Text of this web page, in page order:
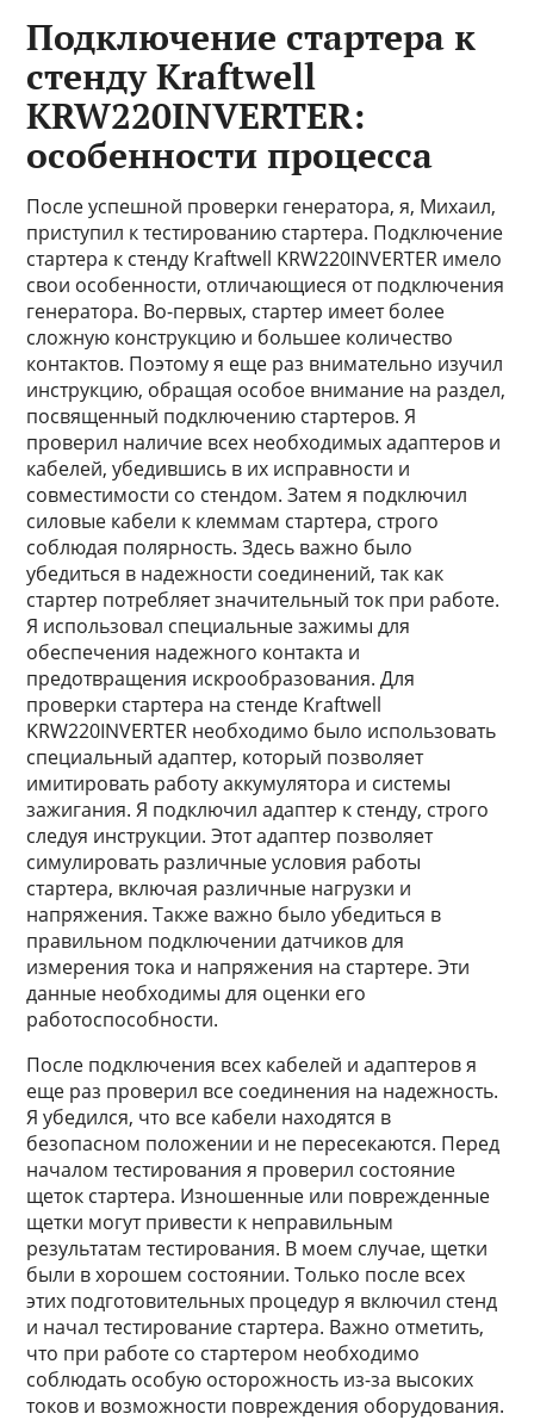
Подключение стартера к
стенду Kraftwell
KRW220INVERTER:
особенности процесса
После успешной проверки генератора, я, Михаил,
приступил к тестированию стартера. Подключение
стартера к стенду Kraftwell KRW220INVERTER имело
свои особенности, отличающиеся от подключения
генератора. Во-первых, стартер имеет более
сложную конструкцию и большее количество
контактов. Поэтому я еще раз внимательно изучил
инструкцию, обращая особое внимание на раздел,
посвященный подключению стартеров. Я
проверил наличие всех необходимых адаптеров и
кабелей, убедившись в их исправности и
совместимости со стендом. Затем я подключил
силовые кабели к клеммам стартера, строго
соблюдая полярность. Здесь важно было
убедиться в надежности соединений, так как
стартер потребляет значительный ток при работе.
Я использовал специальные зажимы для
обеспечения надежного контакта и
предотвращения искрообразования. Для
проверки стартера на стенде Kraftwell
KRW220INVERTER необходимо было использовать
специальный адаптер, который позволяет
имитировать работу аккумулятора и системы
зажигания. Я подключил адаптер к стенду, строго
следуя инструкции. Этот адаптер позволяет
симулировать различные условия работы
стартера, включая различные нагрузки и
напряжения. Также важно было убедиться в
правильном подключении датчиков для
измерения тока и напряжения на стартере. Эти
данные необходимы для оценки его
работоспособности.
После подключения всех кабелей и адаптеров я
еще раз проверил все соединения на надежность.
Я убедился, что все кабели находятся в
безопасном положении и не пересекаются. Перед
началом тестирования я проверил состояние
щеток стартера. Изношенные или поврежденные
щетки могут привести к неправильным
результатам тестирования. В моем случае, щетки
были в хорошем состоянии. Только после всех
этих подготовительных процедур я включил стенд
и начал тестирование стартера. Важно отметить,
что при работе со стартером необходимо
соблюдать особую осторожность из-за высоких
токов и возможности повреждения оборудования.